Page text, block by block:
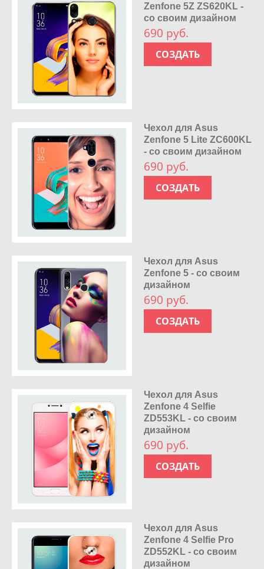
Zenfone 5Z ZS620KL -
со своим дизайном
690 руб.
СОЗДАТЬ
Чехол для Asus
Zenfone 5 Lite ZC600KL
- со своим дизайном
690 руб.
СОЗДАТЬ
Чехол для Asus
Zenfone 5 - со своим
дизайном
690 руб.
СОЗДАТЬ
Чехол для Asus
Zenfone 4 Selfie
ZD553KL - со своим
дизайном
690 руб.
СОЗДАТЬ
Чехол для Asus
Zenfone 4 Selfie Pro
ZD552KL - со своим
дизайном